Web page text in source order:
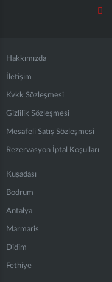
Hakkımızda
İletişim
Kvkk Sözleşmesi
Gizlilik Sözleşmesi
Mesafeli Satış Sözleşmesi
Rezervasyon İptal Koşulları
Kuşadası
Bodrum
Antalya
Marmaris
Didim
Fethiye